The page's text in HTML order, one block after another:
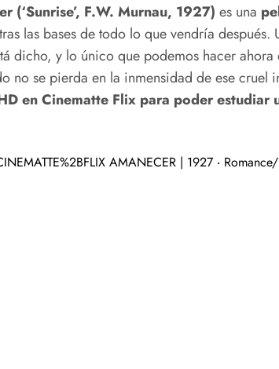
(‘Sunrise’, F.W. Murnau, 1927) es una
las bases de todo lo que vendría después.
dicho, y lo único que podemos hacer
no se pierda en la inmensidad de ese
en Cinematte Flix para poder estudiar